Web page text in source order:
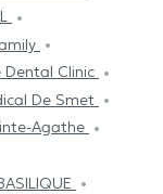
Dental Clinic
De Smet
Agathe